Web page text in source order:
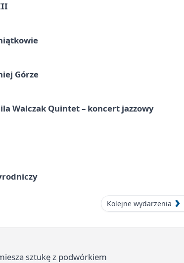
Górze
Walczak Quintet – koncert jazzowy
Kolejne wydarzenia
sztukę z podwórkiem